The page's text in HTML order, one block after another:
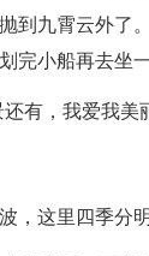
到九霄云外了
完小船再去坐
，我爱我美
这里四季分明